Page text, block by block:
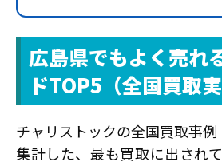
広島県でもよく売れ
ドTOP5（全国買取実
チャリストックの全国買取事
集計した、最も買取に出され